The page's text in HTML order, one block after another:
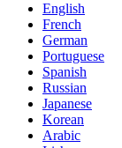
English
French
German
Portuguese
Spanish
Russian
Japanese
Korean
Arabic